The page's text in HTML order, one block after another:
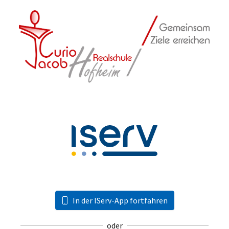
In der IServ-App fortfahren
oder